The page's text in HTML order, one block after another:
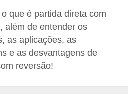
que é partida direta com
além de entender os
as aplicações, as
e as desvantagens de
reversão!